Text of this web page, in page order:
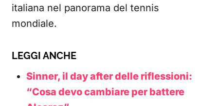
italiana nel panorama del tennis
mondiale.
LEGGI ANCHE
Sinner, il day after delle riflessioni:
“Cosa devo cambiare per battere